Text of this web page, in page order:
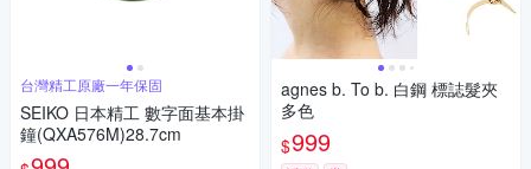
台灣精工原廠一年保固
SEIKO 日本精工 數字面基本掛
鐘(QXA576M)28.7cm
agnes b. To b. 白鋼 標誌髮夾
多色
$999